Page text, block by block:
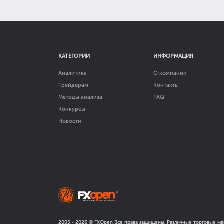
КАТЕГОРИИ
Аналитика
Трейдерам
Методы анализа
Конкурсы
Новости
ИНФОРМАЦИЯ
О компании
Контакты
FAQ
2005 - 2026 © FXOpen Все права защищены. Различные торговые